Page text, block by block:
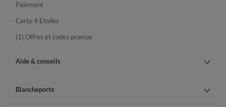
Paiement
Carte 4 Etoiles
(1) Offres et codes promos
Aide & conseils
Blancheporte